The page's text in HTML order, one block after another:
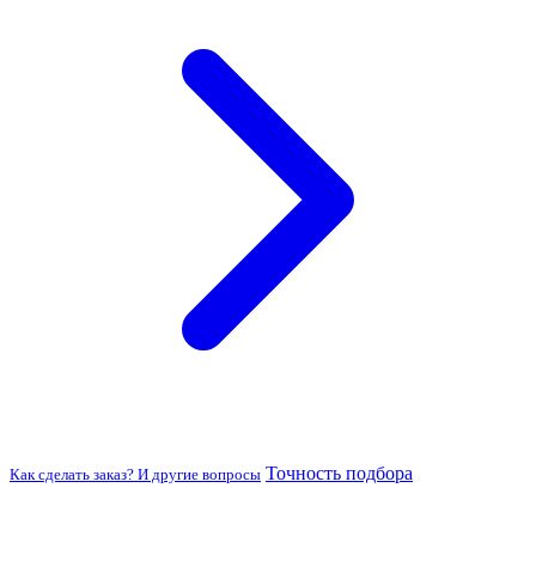
Как сделать заказ? И другие вопросы Точность подбора